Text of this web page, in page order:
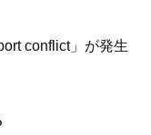
conflict」が発生